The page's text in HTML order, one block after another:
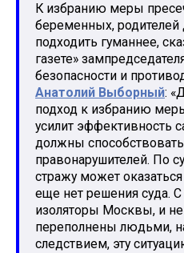
К избранию меры
беременных, родителей
подходить гуманнее,
газете»
безопасности и
Анатолий Выборный:
подход к избранию
усилит эффективность
должны
правонарушителей. По
стражу может
еще нет решения суда. С
изоляторы Москвы, и
переполнены людьми,
следствием, эту